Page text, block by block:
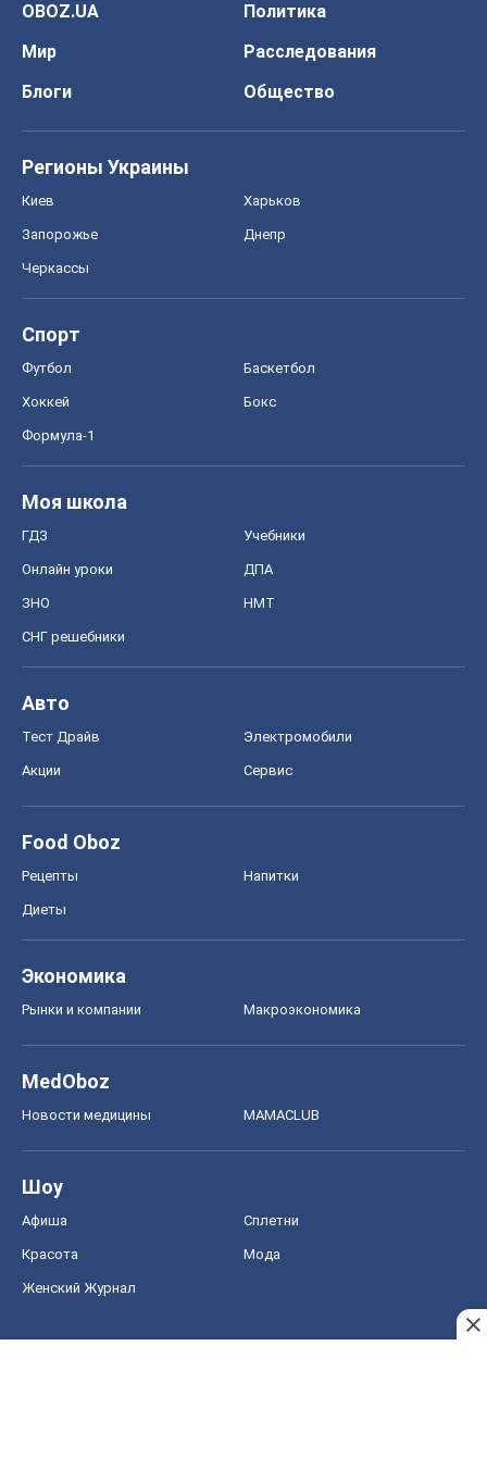
OBOZ.UA
Политика
Мир
Расследования
Блоги
Общество
Регионы Украины
Киев Харьков
Запорожье Днепр
Черкассы
Спорт
Футбол Баскетбол
Хоккей Бокс
Формула-1
Моя школа
ГДЗ Учебники
Онлайн уроки ДПА
ЗНО НМТ
СНГ решебники
Авто
Тест Драйв Электромобили
Акции Сервис
Food Oboz
Рецепты Напитки
Диеты
Экономика
Рынки и компании Mакроэкономика
MedOboz
Новости медицины MAMACLUB
Шоу
Афиша Сплетни
Красота Мода
Женский Журнал